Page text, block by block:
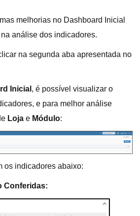
melhorias no Dashboard Inicial
análise dos indicadores.
na segunda aba apresentada no
Inicial , é possível visualizar o
e para melhor análise
Loja e Módulo:
os indicadores abaixo:
Conferidas: